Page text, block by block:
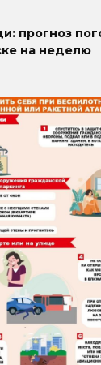
прогноз
на неделю